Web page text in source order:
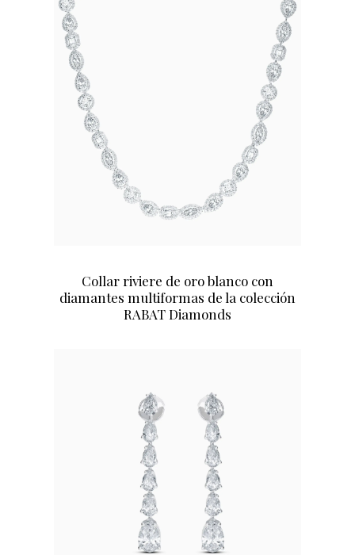
Collar riviere de oro blanco con
diamantes multiformas de la colección
RABAT Diamonds